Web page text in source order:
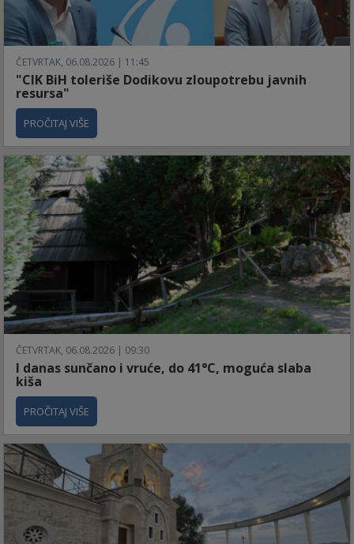
ČETVRTAK, 06.08.2026 | 11:45
"CIK BiH toleriše Dodikovu zloupotrebu javnih
resursa"
PROČITAJ VIŠE
ČETVRTAK, 06.08.2026 | 09:30
I danas sunčano i vruće, do 41°C, moguća slaba
kiša
PROČITAJ VIŠE